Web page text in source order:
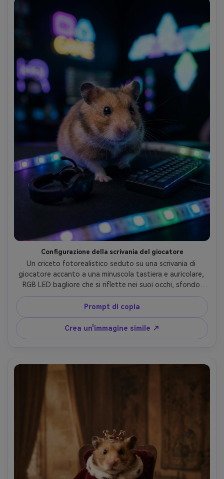
Configurazione della scrivania del giocatore
Un criceto fotorealistico seduto su una scrivania di
giocatore accanto a una minuscola tastiera e auricolare,
RGB LED bagliore che si riflette nei suoi occhi, sfondo
scuro con accenti al neon, profondità di campo bassa,
scattato su Sony A7S III 50mm f/1.4, baffi nitidi, cyber
neon colore classificazione, atmosfera moderna giocosa,
morbida illuminazione cinematografica-AR 4:5
Prompt di copia
Crea un'immagine simile ↗